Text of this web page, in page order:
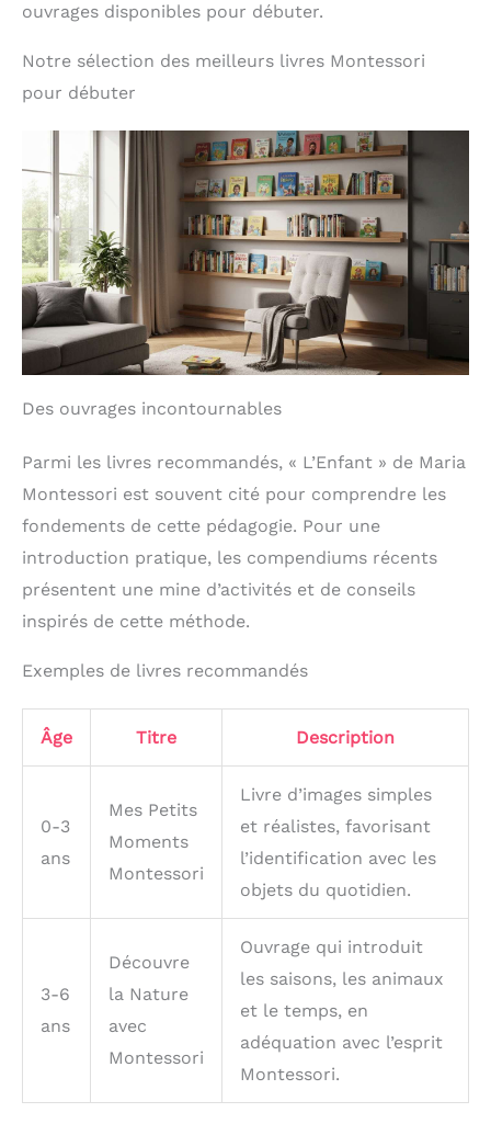
ouvrages disponibles pour débuter.
Notre sélection des meilleurs livres Montessori
pour débuter
Des ouvrages incontournables
Parmi les livres recommandés, « L’Enfant » de Maria
Montessori est souvent cité pour comprendre les
fondements de cette pédagogie. Pour une
introduction pratique, les compendiums récents
présentent une mine d’activités et de conseils
inspirés de cette méthode.
Exemples de livres recommandés
Âge Titre Description
0-3
ans
Mes Petits
Moments
Montessori
Livre d’images simples
et réalistes, favorisant
l’identification avec les
objets du quotidien.
3-6
ans
Découvre
la Nature
avec
Montessori
Ouvrage qui introduit
les saisons, les animaux
et le temps, en
adéquation avec l’esprit
Montessori.